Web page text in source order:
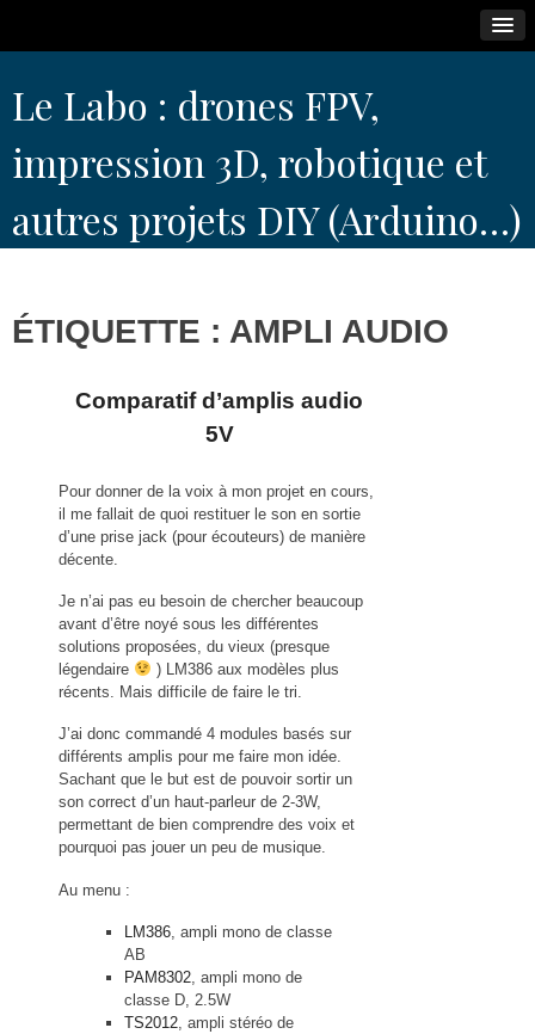
to
content
Le Labo : drones FPV,
impression 3D, robotique et
autres projets DIY (Arduino…)
ÉTIQUETTE : AMPLI AUDIO
Comparatif d’amplis audio
5V
Pour donner de la voix à mon projet en cours,
il me fallait de quoi restituer le son en sortie
d’une prise jack (pour écouteurs) de manière
décente.
Je n’ai pas eu besoin de chercher beaucoup
avant d’être noyé sous les différentes
solutions proposées, du vieux (presque
légendaire
) LM386 aux modèles plus
récents. Mais difficile de faire le tri.
J’ai donc commandé 4 modules basés sur
différents amplis pour me faire mon idée.
Sachant que le but est de pouvoir sortir un
son correct d’un haut-parleur de 2-3W,
permettant de bien comprendre des voix et
pourquoi pas jouer un peu de musique.
Au menu :
LM386 , ampli mono de classe
AB
PAM8302 , ampli mono de
classe D, 2.5W
TS2012 , ampli stéréo de